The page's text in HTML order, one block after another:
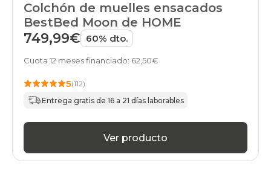
Colchón de muelles ensacados
BestBed Moon de HOME
749,99€ 60% dto.
Cuota 12 meses financiado: 62,50€
5(112)
Entrega gratis de 16 a 21 días laborables
Ver producto